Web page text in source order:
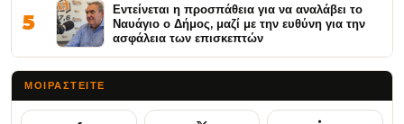
5
Εντείνεται η προσπάθεια για να αναλάβει το
Ναυάγιο ο Δήμος, μαζί με την ευθύνη για την
ασφάλεια των επισκεπτών
ΜΟΙΡΑΣΤΕΊΤΕ